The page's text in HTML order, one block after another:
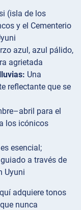
(isla de los
y el Cementerio
azul, azul pálido,
agrietada
Una
reflectante que se
para el
los icónicos
esencial;
a través de
Uyuni
adquiere tonos
nunca